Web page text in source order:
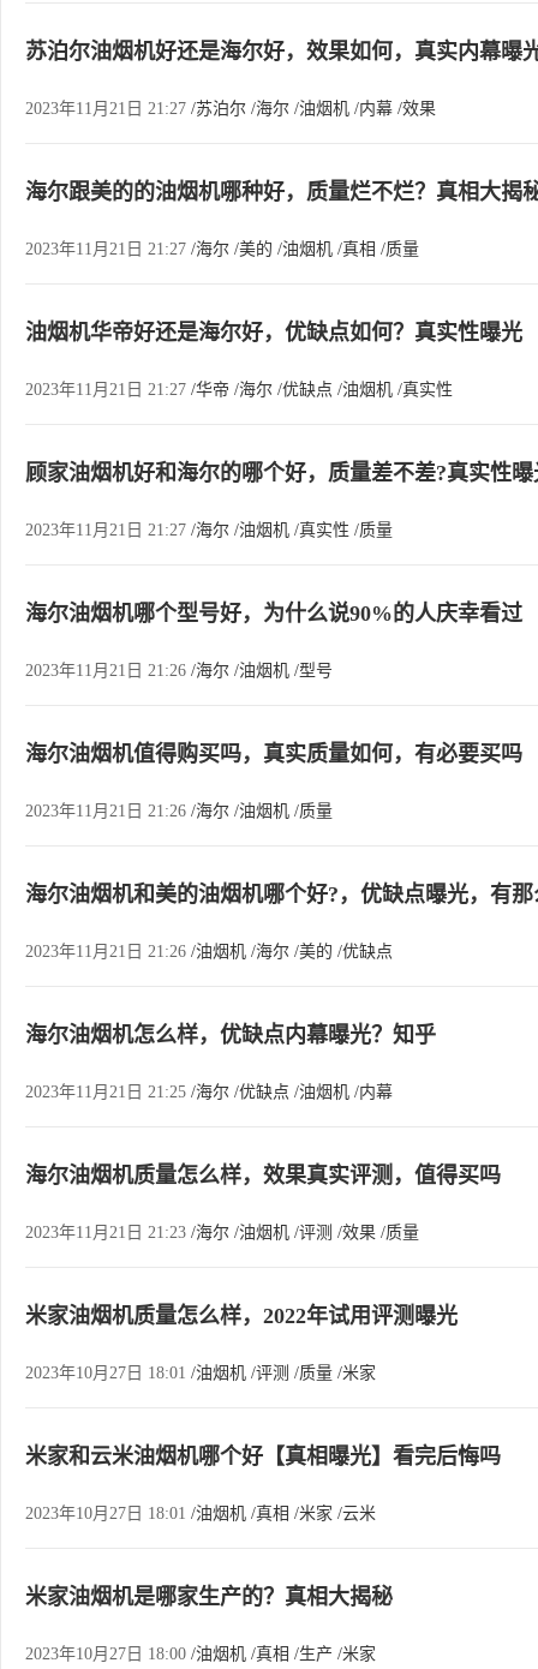
苏泊尔油烟机好还是海尔好，效果如何，真实内幕曝
2023年11月21日 21:27 /苏泊尔 /海尔 /油烟机 /内幕 /效果
海尔跟美的的油烟机哪种好，质量烂不烂？真相大揭
2023年11月21日 21:27 /海尔 /美的 /油烟机 /真相 /质量
油烟机华帝好还是海尔好，优缺点如何？真实性曝光
2023年11月21日 21:27 /华帝 /海尔 /优缺点 /油烟机 /真实性
顾家油烟机好和海尔的哪个好，质量差不差?真实性曝
2023年11月21日 21:27 /海尔 /油烟机 /真实性 /质量
海尔油烟机哪个型号好，为什么说90%的人庆幸看过
2023年11月21日 21:26 /海尔 /油烟机 /型号
海尔油烟机值得购买吗，真实质量如何，有必要买吗
2023年11月21日 21:26 /海尔 /油烟机 /质量
海尔油烟机和美的油烟机哪个好?，优缺点曝光，有
2023年11月21日 21:26 /油烟机 /海尔 /美的 /优缺点
海尔油烟机怎么样，优缺点内幕曝光？知乎
2023年11月21日 21:25 /海尔 /优缺点 /油烟机 /内幕
海尔油烟机质量怎么样，效果真实评测，值得买吗
2023年11月21日 21:23 /海尔 /油烟机 /评测 /效果 /质量
米家油烟机质量怎么样，2022年试用评测曝光
2023年10月27日 18:01 /油烟机 /评测 /质量 /米家
米家和云米油烟机哪个好【真相曝光】看完后悔吗
2023年10月27日 18:01 /油烟机 /真相 /米家 /云米
米家油烟机是哪家生产的？真相大揭秘
2023年10月27日 18:00 /油烟机 /真相 /生产 /米家